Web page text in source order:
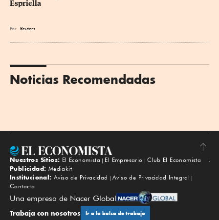
Espriella
Por Reuters
Noticias Recomendadas
Subir
Nuestros Sitios: El Economista El Empresario
Club El Economista
Publicidad: Mediakit
Institucional: Aviso de Privacidad
Aviso de Privacidad Integral
Contacto
Una empresa de Nacer Global
Trabaja con nosotros Ir a la bolsa de trabajo